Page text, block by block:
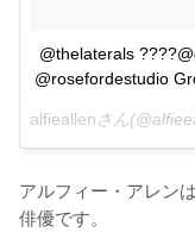
@thelaterals
@rosefordestudio
alfieallenさん
アルフィー・アレン
俳優です。